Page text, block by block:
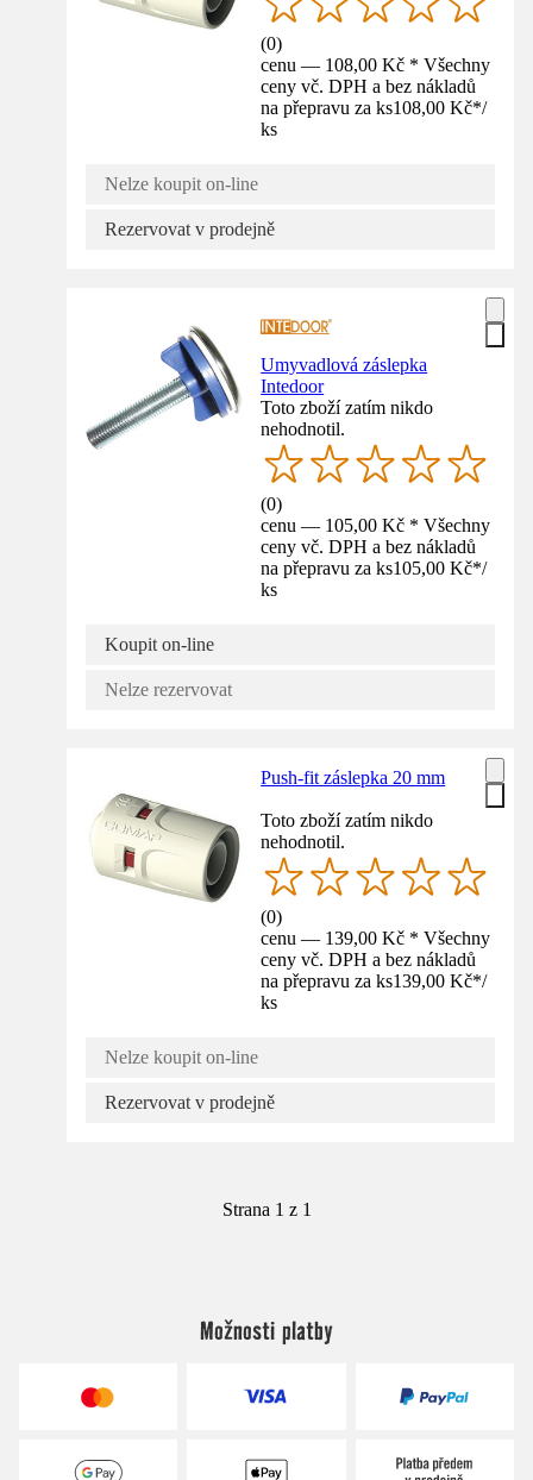
(0)
cenu — 108,00 Kč * Všechny
ceny vč. DPH a bez nákladů
na přepravu za ks108,00 Kč*/
ks
Nelze koupit on-line
Rezervovat v prodejně
Umyvadlová záslepka
Intedoor
Toto zboží zatím nikdo
nehodnotil.
(0)
cenu — 105,00 Kč * Všechny
ceny vč. DPH a bez nákladů
na přepravu za ks105,00 Kč*/
ks
Koupit on-line
Nelze rezervovat
Push-fit záslepka 20 mm
Toto zboží zatím nikdo
nehodnotil.
(0)
cenu — 139,00 Kč * Všechny
ceny vč. DPH a bez nákladů
na přepravu za ks139,00 Kč*/
ks
Nelze koupit on-line
Rezervovat v prodejně
Strana 1 z 1
Možnosti platby